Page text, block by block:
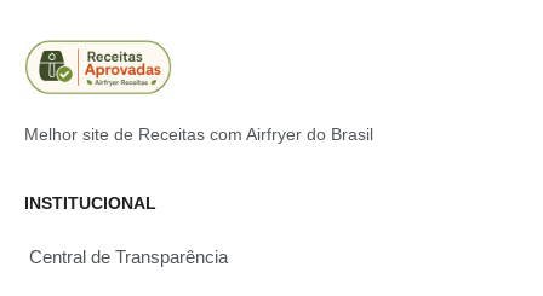
Melhor site de Receitas com Airfryer do Brasil
INSTITUCIONAL
Central de Transparência